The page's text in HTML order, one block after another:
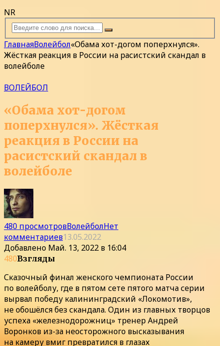
NR
ГлавнаяВолейбол«Обама хот-догом поперхнулся».
Жёсткая реакция в России на расистский скандал в
волейболе
ВОЛЕЙБОЛ
«Обама хот-догом
поперхнулся». Жёсткая
реакция в России на
расистский скандал в
волейболе
480 просмотровВолейболНет
комментариев13.05.2022
Добавлено Май. 13, 2022 в 16:04
480Взгляды
Сказочный финал женского чемпионата России
по волейболу, где в пятом сете пятого матча серии
вырвал победу калининградский «Локомотив»,
не обошёлся без скандала. Один из главных творцов
успеха «железнодорожниц» тренер Андрей
Воронков из-за неосторожного высказывания
на камеру вмиг превратился в глазах